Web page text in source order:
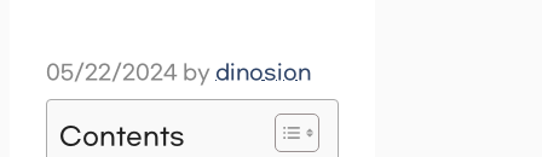
05/22/2024 by dinosion
Contents